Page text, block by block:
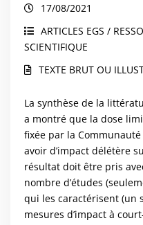
vignes ? Synthèse
scientifiques’ par
Gestion des Sols
17/08/2021
ARTICLES EGS /
SCIENTIFIQUE
TEXTE BRUT OU
La synthèse de la
a montré que la dose
fixée par la
avoir d’impact délétère
résultat doit être pris
nombre d’études
qui les caractérisent (un
mesures d’impact à